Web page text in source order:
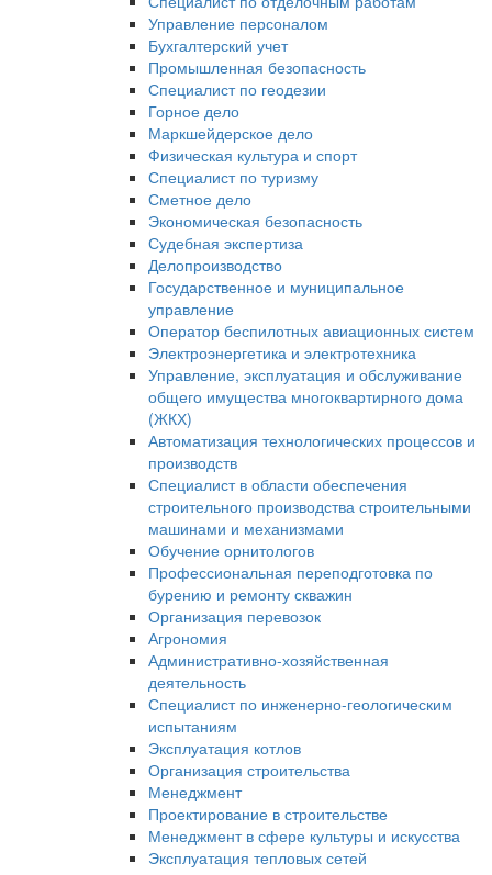
Управление персоналом
Бухгалтерский учет
Промышленная безопасность
Специалист по геодезии
Горное дело
Маркшейдерское дело
Физическая культура и спорт
Специалист по туризму
Сметное дело
Экономическая безопасность
Судебная экспертиза
Делопроизводство
Государственное и муниципальное
управление
Оператор беспилотных авиационных систем
Электроэнергетика и электротехника
Управление, эксплуатация и обслуживание
общего имущества многоквартирного дома
(ЖКХ)
Автоматизация технологических процессов и
производств
Специалист в области обеспечения
строительного производства строительными
машинами и механизмами
Обучение орнитологов
Профессиональная переподготовка по
бурению и ремонту скважин
Организация перевозок
Агрономия
Административно-хозяйственная
деятельность
Специалист по инженерно-геологическим
испытаниям
Эксплуатация котлов
Организация строительства
Менеджмент
Проектирование в строительстве
Менеджмент в сфере культуры и искусства
Эксплуатация тепловых сетей